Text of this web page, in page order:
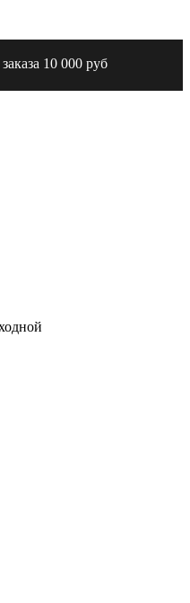
10 000 руб